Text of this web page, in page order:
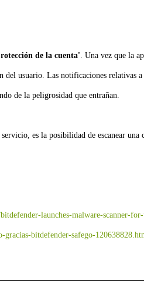
de la cuenta'. Una vez que la
del usuario. Las notificaciones relativas
de la peligrosidad que entrañan.
es la posibilidad de escanear una
launches-malware-scanner-
bitdefender-safego-